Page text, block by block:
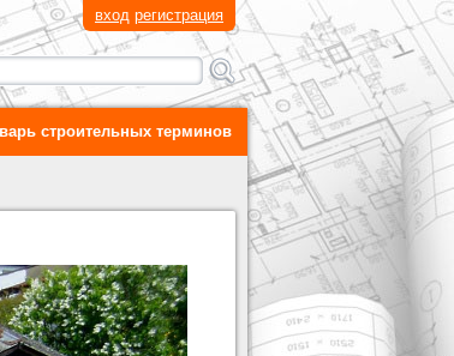
вход регистрация
строительных терминов